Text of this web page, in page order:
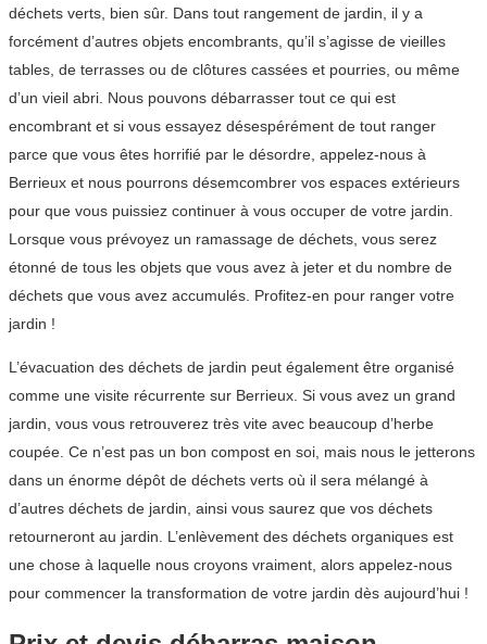
déchets verts, bien sûr. Dans tout rangement de jardin, il y a
forcément d’autres objets encombrants, qu’il s’agisse de vieilles
tables, de terrasses ou de clôtures cassées et pourries, ou même
d’un vieil abri. Nous pouvons débarrasser tout ce qui est
encombrant et si vous essayez désespérément de tout ranger
parce que vous êtes horrifié par le désordre, appelez-nous à
Berrieux et nous pourrons désemcombrer vos espaces extérieurs
pour que vous puissiez continuer à vous occuper de votre jardin.
Lorsque vous prévoyez un ramassage de déchets, vous serez
étonné de tous les objets que vous avez à jeter et du nombre de
déchets que vous avez accumulés. Profitez-en pour ranger votre
jardin !
L’évacuation des déchets de jardin peut également être organisé
comme une visite récurrente sur Berrieux. Si vous avez un grand
jardin, vous vous retrouverez très vite avec beaucoup d’herbe
coupée. Ce n’est pas un bon compost en soi, mais nous le jetterons
dans un énorme dépôt de déchets verts où il sera mélangé à
d’autres déchets de jardin, ainsi vous saurez que vos déchets
retourneront au jardin. L’enlèvement des déchets organiques est
une chose à laquelle nous croyons vraiment, alors appelez-nous
pour commencer la transformation de votre jardin dès aujourd’hui !